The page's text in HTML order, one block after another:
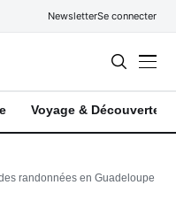
NewsletterSe connecter
Voyage & Découverte
randonnées en Guadeloupe : à